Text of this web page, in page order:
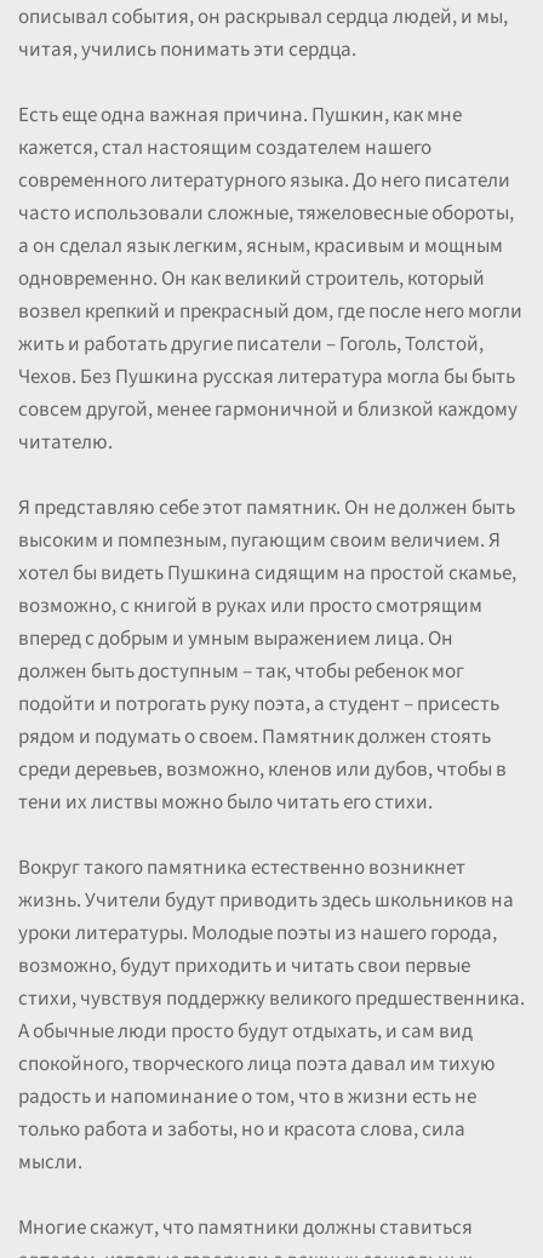
описывал события, он раскрывал сердца людей, и мы,
читая, учились понимать эти сердца.
Есть еще одна важная причина. Пушкин, как мне
кажется, стал настоящим создателем нашего
современного литературного языка. До него писатели
часто использовали сложные, тяжеловесные обороты,
а он сделал язык легким, ясным, красивым и мощным
одновременно. Он как великий строитель, который
возвел крепкий и прекрасный дом, где после него могли
жить и работать другие писатели – Гоголь, Толстой,
Чехов. Без Пушкина русская литература могла бы быть
совсем другой, менее гармоничной и близкой каждому
читателю.
Я представляю себе этот памятник. Он не должен быть
высоким и помпезным, пугающим своим величием. Я
хотел бы видеть Пушкина сидящим на простой скамье,
возможно, с книгой в руках или просто смотрящим
вперед с добрым и умным выражением лица. Он
должен быть доступным – так, чтобы ребенок мог
подойти и потрогать руку поэта, а студент – присесть
рядом и подумать о своем. Памятник должен стоять
среди деревьев, возможно, кленов или дубов, чтобы в
тени их листвы можно было читать его стихи.
Вокруг такого памятника естественно возникнет
жизнь. Учители будут приводить здесь школьников на
уроки литературы. Молодые поэты из нашего города,
возможно, будут приходить и читать свои первые
стихи, чувствуя поддержку великого предшественника.
А обычные люди просто будут отдыхать, и сам вид
спокойного, творческого лица поэта давал им тихую
радость и напоминание о том, что в жизни есть не
только работа и заботы, но и красота слова, сила
мысли.
Многие скажут, что памятники должны ставиться